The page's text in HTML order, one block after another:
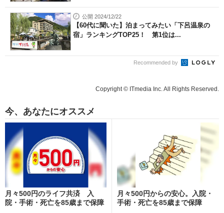
公開 2024/12/22
【60代に聞いた】泊まってみたい「下呂温泉の
宿」ランキングTOP25！ 第1位は...
Recommended by
Copyright © ITmedia Inc. All Rights Reserved.
今、あなたにオススメ
月々500円のライフ共済 入
院・手術・死亡を85歳まで保障
月々500円からの安心。入院・
手術・死亡を85歳まで保障